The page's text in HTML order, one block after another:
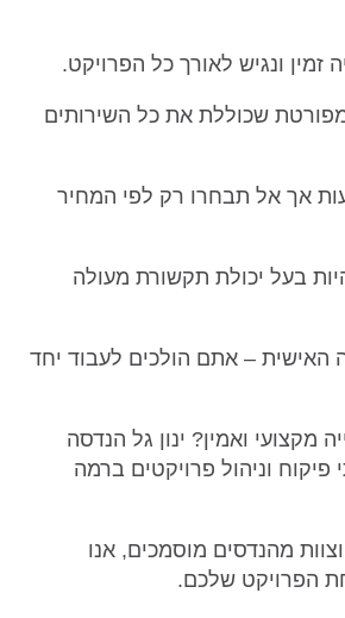
ונגיש לאורך כל הפרויקט.
שכוללת את כל השירותים
אך אל תבחרו רק לפי המחיר
בעל יכולת תקשורת מעולה
האישית – אתם הולכים לעבוד יחד
מקצועי ואמין? ינון גל הנדסה
וניהול פרויקטים ברמה
מהנדסים מוסמכים, אנו
הפרויקט שלכם.